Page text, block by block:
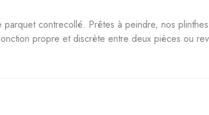
contrecollé. Prêtes à peindre, nos
propre et discrète entre deux pièces ou